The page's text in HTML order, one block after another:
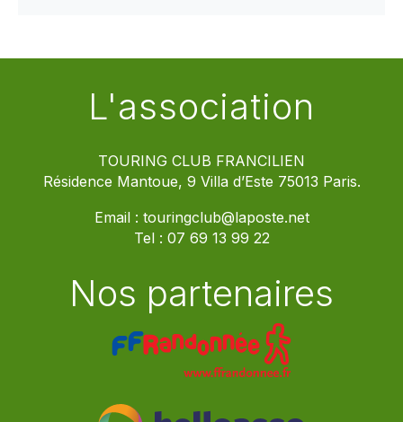
L'association
TOURING CLUB FRANCILIEN
Résidence Mantoue, 9 Villa d’Este 75013 Paris.
Email : touringclub@laposte.net
Tel : 07 69 13 99 22
Nos partenaires